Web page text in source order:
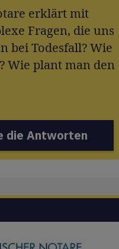
erklärt mit
Fragen, die uns
bei Todesfall? Wie
Wie plant man den
die Antworten